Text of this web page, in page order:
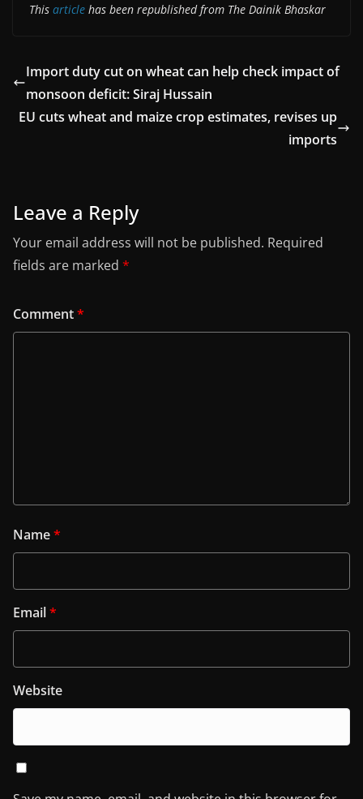
This article has been republished from The Dainik Bhaskar
Import duty cut on wheat can help check impact of
monsoon deficit: Siraj Hussain
EU cuts wheat and maize crop estimates, revises up
imports
Leave a Reply
Your email address will not be published. Required
fields are marked *
Comment*
Name*
Email*
Website